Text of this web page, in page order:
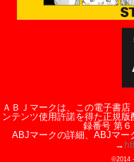
ＡＢＪマークは、この電子書
ンテンツ使用許諾を得た正規
録番号 第６
ABJマークの詳細、ABJマー
→
©2014 -